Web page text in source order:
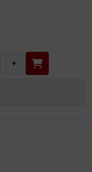
+